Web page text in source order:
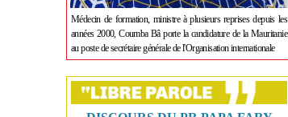
Médecin de formation, ministre à plusieurs reprises depuis les
années 2000, Coumba Bâ porte la candidature de la Mauritanie
au poste de secrétaire générale de l'Organisation internationale